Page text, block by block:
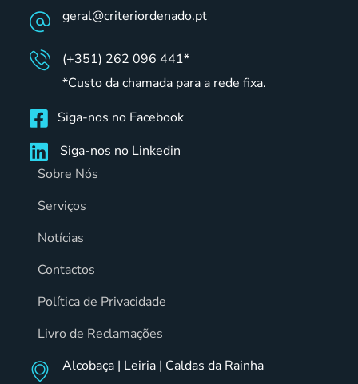
geral@criteriordenado.pt
(+351) 262 096 441*
*Custo da chamada para a rede fixa.
Siga-nos no Facebook
Siga-nos no Linkedin
Sobre Nós
Serviços
Notícias
Contactos
Política de Privacidade
Livro de Reclamações
Alcobaça | Leiria | Caldas da Rainha